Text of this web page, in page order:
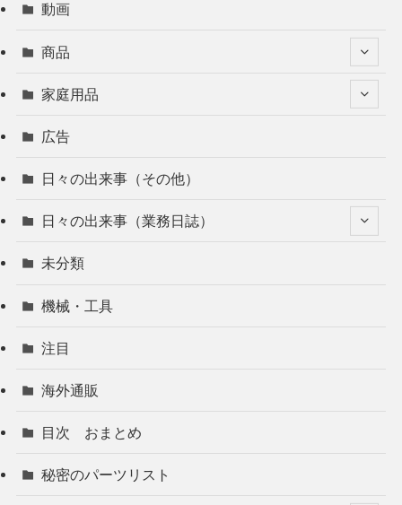
動画
商品
家庭用品
広告
日々の出来事（その他）
日々の出来事（業務日誌）
未分類
機械・工具
注目
海外通販
目次 おまとめ
秘密のパーツリスト